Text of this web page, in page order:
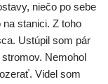
nie­čo po sebe
sta­ni­ci. Z toho
Ustúpil som pár
Nemohol
Videl som